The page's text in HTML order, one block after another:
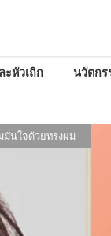
หัวเถิก นวัตกร
มั่นใจด้วยทรงผม